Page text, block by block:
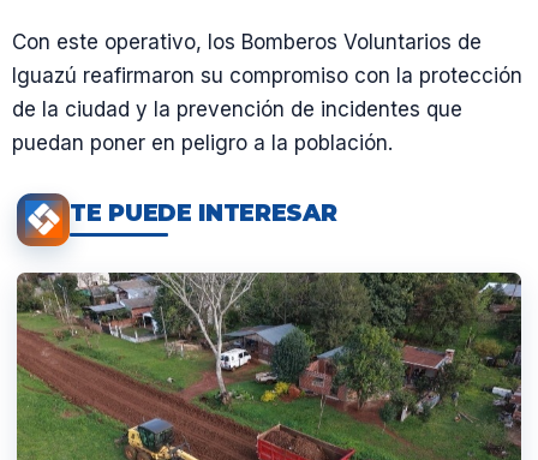
Con este operativo, los Bomberos Voluntarios de
Iguazú reafirmaron su compromiso con la protección
de la ciudad y la prevención de incidentes que
puedan poner en peligro a la población.
TE PUEDE INTERESAR